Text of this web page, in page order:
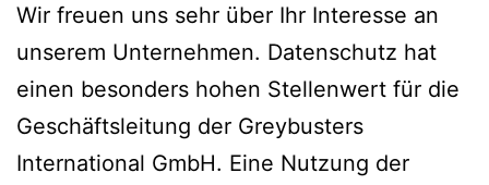
Wir freuen uns sehr über Ihr Interesse an
unserem Unternehmen. Datenschutz hat
einen besonders hohen Stellenwert für die
Geschäftsleitung der Greybusters
International GmbH. Eine Nutzung der